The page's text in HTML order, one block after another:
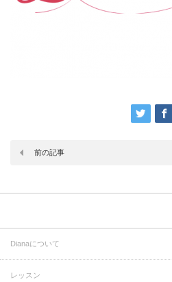
前の記事
Dianaについて
レッスン